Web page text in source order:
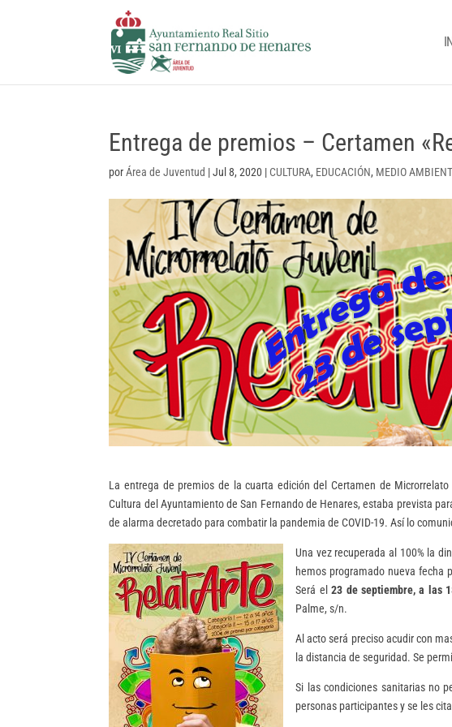
Entrega de premios – Certamen
porÁrea de Juventud |Jul 8, 2020 | CULTURA, EDUCACIÓN, MEDIO
La entrega de premios de la cuarta edición del Certamen de
Cultura del Ayuntamiento de San Fernando de Henares, estaba prevista
de alarma decretado para combatir la pandemia de COVID-19. Así lo
Una vez recuperada al 100% la
hemos programado nueva fecha
Será el23 de septiembre, a las
Palme, s/n.
Al acto será preciso acudir con
la distancia de seguridad. Se
Si las condiciones sanitarias no
personas participantes y se les